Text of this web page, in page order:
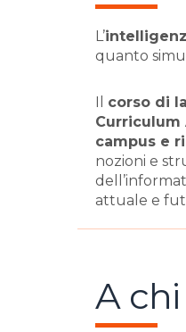
L’
quanto
Il corso di
Curriculum
campus e
nozioni e
attuale e
A